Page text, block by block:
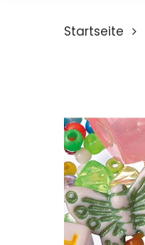
Startseite